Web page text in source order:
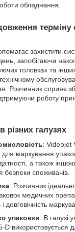
обладнання.
захистити
запобігаючи
головках та
Розчинник сприяє
роботу
різних галузях
: Videojet
для маркування
а також
безпеки споживачів.
: Розчинник
медичних
і довговічність
упаковки: В галузі
D використовується